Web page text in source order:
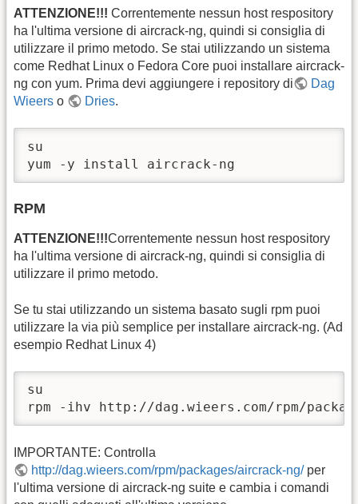
ATTENZIONE!!! Correntemente nessun host respository
ha l'ultima versione di aircrack-ng, quindi si consiglia di
utilizzare il primo metodo. Se stai utilizzando un sistema
come Redhat Linux o Fedora Core puoi installare aircrack-
ng con yum. Prima devi aggiungere i repository di
Dag
Wieers o Dries.
su
yum -y install aircrack-ng
RPM
ATTENZIONE!!!Correntemente nessun host respository
ha l'ultima versione di aircrack-ng, quindi si consiglia di
utilizzare il primo metodo.
Se tu stai utilizzando un sistema basato sugli rpm puoi
utilizzare la via più semplice per installare aircrack-ng. (Ad
esempio Redhat Linux 4)
su
rpm -ihv http://dag.wieers.com/rpm/
IMPORTANTE: Controlla
http://dag.wieers.com/rpm/packages/aircrack-ng/per
l'ultima versione di aircrack-ng suite e cambia i comandi